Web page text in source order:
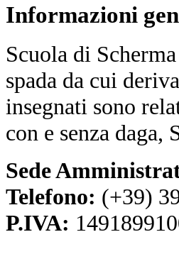
Informazioni
Scuola di
spada da cui
insegnati sono
con e senza daga,
Sede
Telefono: (+39)
P.IVA: